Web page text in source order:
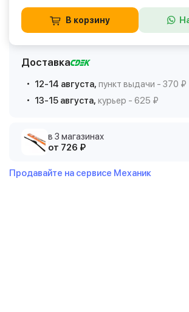
В корзину
Доставка
12-14 августа, пункт выдачи - 370 ₽
13-15 августа, курьер - 625 ₽
в 3 магазинах
от 726 ₽
Продавайте на сервисе Механик